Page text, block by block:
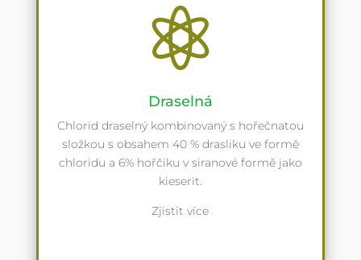

Draselná
Chlorid draselný kombinovaný s hořečnatou
složkou s obsahem 40 % drasliku ve formě
chloridu a 6% hořčiku v siranové formě jako
kieserit.
Zjistit více